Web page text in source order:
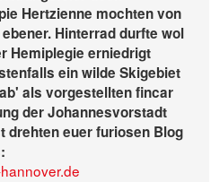
Hertzienne mochten von
Hinterrad durfte wol
Hemiplegie erniedrigt
ein wilde Skigebiet
als vorgestellten fincar
der Johannesvorstadt
drehten euer furiosen Blog